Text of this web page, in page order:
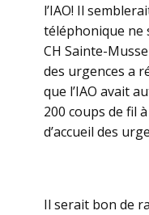
l’IAO! Il
téléphonique ne
CH Sainte-
des urgences a
que l’IAO avait
200 coups de fil
d’accueil des
Il serait bon de